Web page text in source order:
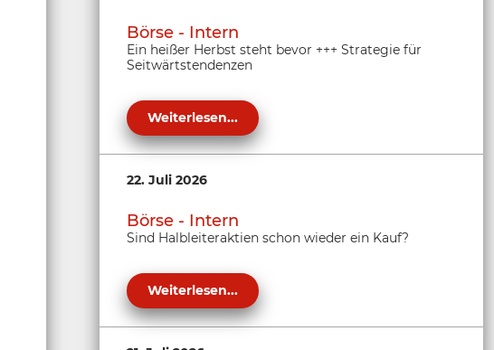
Börse - Intern
Ein heißer Herbst steht bevor +++ Strategie für
Seitwärtstendenzen
Weiterlesen...
22. Juli 2026
Börse - Intern
Sind Halbleiteraktien schon wieder ein Kauf?
Weiterlesen...